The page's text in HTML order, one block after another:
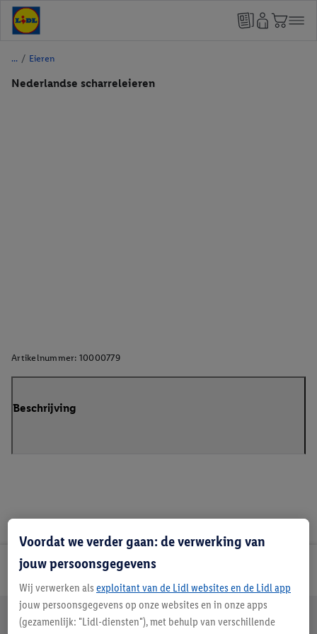
/ Eieren
Nederlandse scharreleieren
Artikelnummer: 10000779
Beschrijving
Lidl Nieuwsbrief
Jouw voordelen bij ons als Lidl webshop klant
Gratis retourneren Veilig winkelen
Voordat we verder gaan: de verwerking van
jouw persoonsgegevens
Wij verwerken als exploitant van de Lidl websites en de Lidl app
jouw persoonsgegevens op onze websites en in onze apps
(gezamenlijk: "Lidl-diensten"), met behulp van verschillende